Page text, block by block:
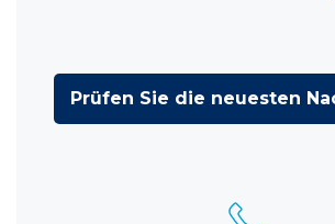
Prüfen Sie die neuesten